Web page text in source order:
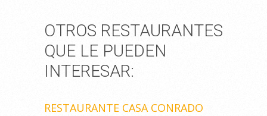
OTROS RESTAURANTES
QUE LE PUEDEN
INTERESAR:
RESTAURANTE CASA CONRADO